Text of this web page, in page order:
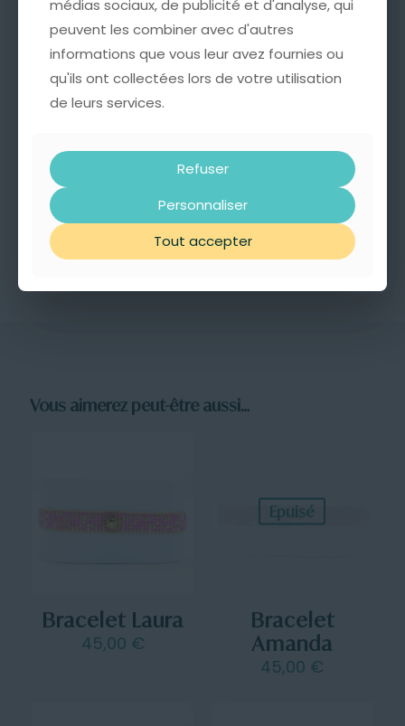
Avis0
Marques
Belle Mais Pas Que
Cordon, Perles
Styles
Moderne
Vous aimerez peut-être aussi…
Bracelet Laura
45,00 €
Epuisé
Bracelet
Amanda
45,00 €
médias sociaux, de publicité et d'analyse, qui
peuvent les combiner avec d'autres
informations que vous leur avez fournies ou
qu'ils ont collectées lors de votre utilisation
de leurs services.
Refuser
Personnaliser
Tout accepter
médias sociaux, de publicité et d'analyse, qui
peuvent les combiner avec d'autres
informations que vous leur avez fournies ou
qu'ils ont collectées lors de votre utilisation
de leurs services.
Refuser
Personnaliser
Tout accepter